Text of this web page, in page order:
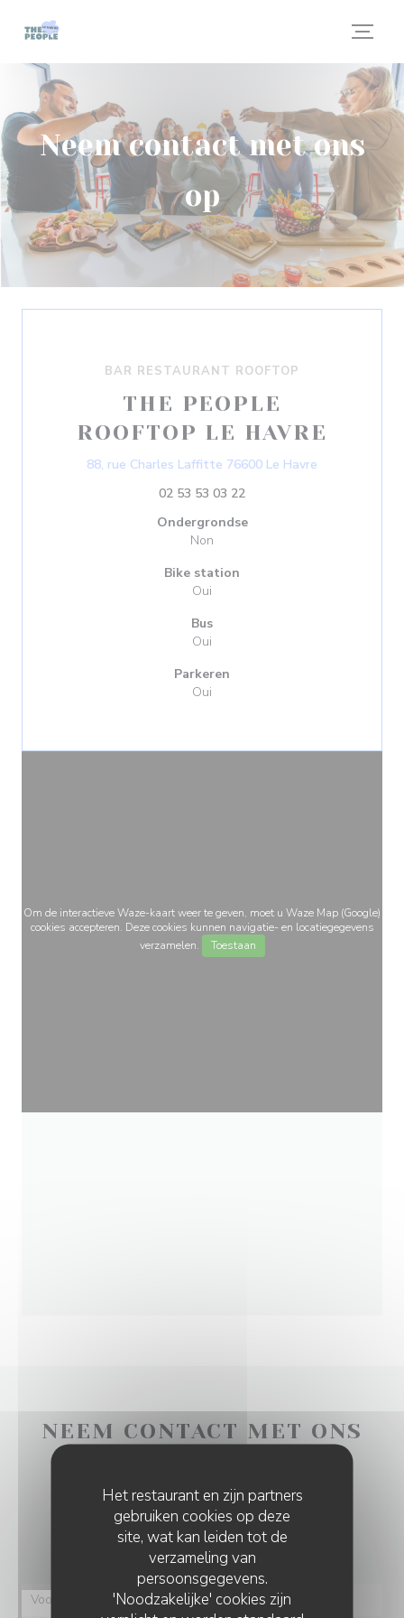
Het restaurant en zijn partners
gebruiken cookies op deze
site, wat kan leiden tot de
verzameling van
persoonsgegevens.
'Noodzakelijke' cookies zijn
Neem contact met ons
op
BAR RESTAURANT ROOFTOP
THE PEOPLE
ROOFTOP LE HAVRE
88, rue Charles Laffitte 76600 Le Havre
02 53 53 03 22
Ondergrondse
Non
Bike station
Oui
Bus
Oui
Parkeren
Oui
Om de interactieve Waze-kaart weer te geven, moet u Waze Map (Google)
cookies accepteren. Deze cookies kunnen navigatie- en locatiegegevens
verzamelen.
Toestaan
NEEM CONTACT MET ONS
Wilt u contact met ons opnemen?
Vul het onderstaande formulier in!